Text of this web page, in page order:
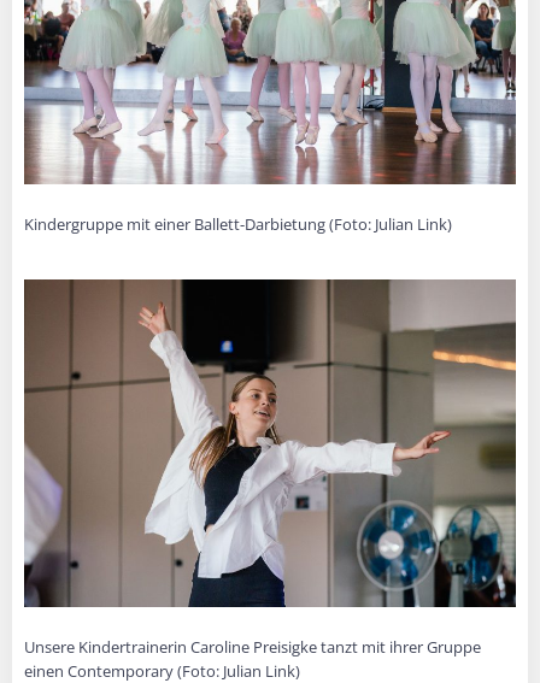
Kindergruppe mit einer Ballett-Darbietung (Foto: Julian Link)
Unsere Kindertrainerin Caroline Preisigke tanzt mit ihrer Gruppe
einen Contemporary (Foto: Julian Link)